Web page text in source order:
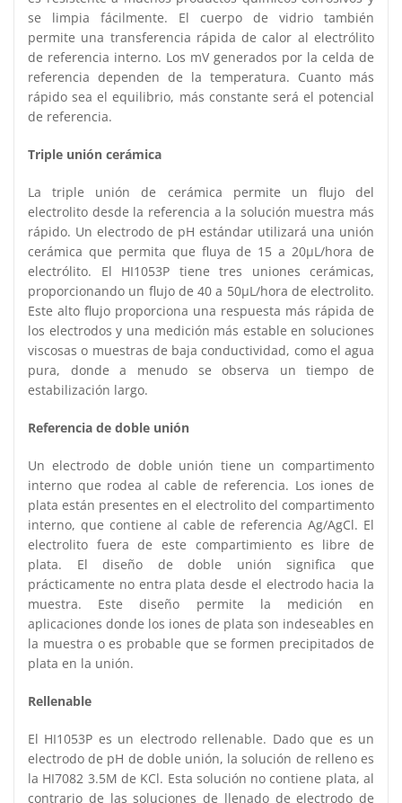
se limpia fácilmente. El cuerpo de vidrio también
permite una transferencia rápida de calor al electrólito
de referencia interno. Los mV generados por la celda de
referencia dependen de la temperatura. Cuanto más
rápido sea el equilibrio, más constante será el potencial
de referencia.
Triple unión cerámica
La triple unión de cerámica permite un flujo del
electrolito desde la referencia a la solución muestra más
rápido. Un electrodo de pH estándar utilizará una unión
cerámica que permita que fluya de 15 a 20μL/hora de
electrólito. El HI1053P tiene tres uniones cerámicas,
proporcionando un flujo de 40 a 50μL/hora de electrolito.
Este alto flujo proporciona una respuesta más rápida de
los electrodos y una medición más estable en soluciones
viscosas o muestras de baja conductividad, como el agua
pura, donde a menudo se observa un tiempo de
estabilización largo.
Referencia de doble unión
Un electrodo de doble unión tiene un compartimento
interno que rodea al cable de referencia. Los iones de
plata están presentes en el electrolito del compartimento
interno, que contiene al cable de referencia Ag/AgCl. El
electrolito fuera de este compartimiento es libre de
plata. El diseño de doble unión significa que
prácticamente no entra plata desde el electrodo hacia la
muestra. Este diseño permite la medición en
aplicaciones donde los iones de plata son indeseables en
la muestra o es probable que se formen precipitados de
plata en la unión.
Rellenable
El HI1053P es un electrodo rellenable. Dado que es un
electrodo de pH de doble unión, la solución de relleno es
la HI7082 3.5M de KCl. Esta solución no contiene plata, al
contrario de las soluciones de llenado de electrodo de